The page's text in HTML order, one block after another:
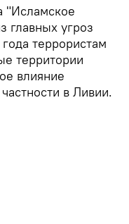
"Исламское
главных угроз
террористам
территории
влияние
в Ливии.